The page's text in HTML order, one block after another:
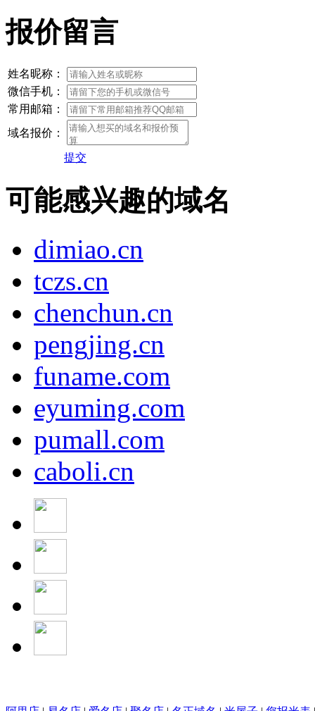
报价留言
姓名昵称：
微信手机：
常用邮箱：
域名报价：
提交
可能感兴趣的域名
dimiao.cn
tczs.cn
chenchun.cn
pengjing.cn
funame.com
eyuming.com
pumall.com
caboli.cn